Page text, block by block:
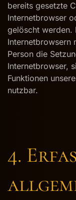
bereits gesetzte
Internetbrowser
gelöscht werden.
Internetbrowsern
Person die
Internetbrowser,
Funktionen
nutzbar.
4.